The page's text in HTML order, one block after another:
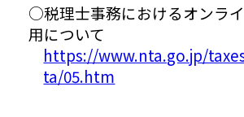
○税理士事務におけるオンラ
用について
https://www.nta.go.jp/
ta/05.htm